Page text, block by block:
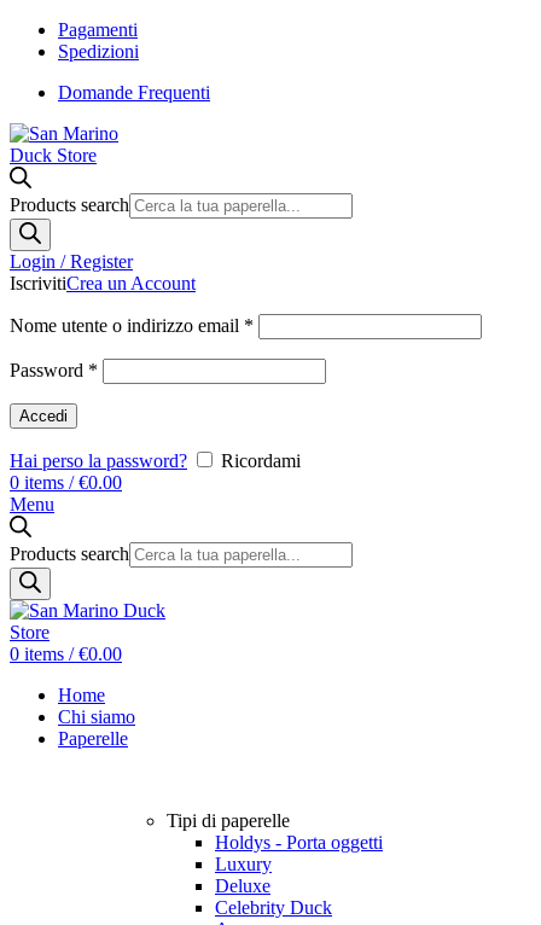
Pagamenti
Spedizioni
Domande Frequenti
Products search
Login / Register
IscrivitiCrea un Account
Nome utente o indirizzo email *
Password *
Accedi
Hai perso la password?
Ricordami
0 items / €0.00
Menu
Products search
0 items / €0.00
Home
Chi siamo
Paperelle
Tipi di paperelle
Holdys - Porta oggetti
Luxury
Deluxe
Celebrity Duck